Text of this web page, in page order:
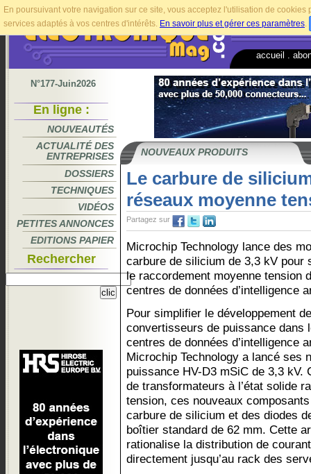
En poursuivant votre navigation sur ce site, vous acceptez l'utilisation de
services adaptés à vos centres d'intérêts. En savoir plus et gérer ces paramètres.
accueil
N°177-Juin2026
En ligne :
NOUVEAUTÉS
ACTUALITÉ DES
ENTREPRISES
DOSSIERS
TECHNIQUES
VIDÉOS
PETITES ANNONCES
EDITIONS PAPIER
Rechercher
NOUVEAUX PRODUITS
Le carbure de
réseaux moyenne
Partagez sur
Microchip Technology lance des
carbure de silicium de 3,3 kV pour
le raccordement moyenne tension
centres de données d’intelligence
Pour simplifier le développement
convertisseurs de puissance dans
centres de données d’intelligence
Microchip Technology a lancé ses
puissance HV-D3 mSiC de 3,3 kV.
de transformateurs à l’état solide
tension, ces nouveaux
carbure de silicium et des diodes
boîtier standard de 62 mm. Cette
rationalise la distribution de
directement jusqu’au rack des